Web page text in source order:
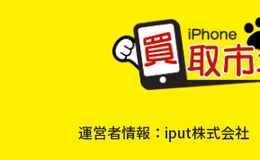
運営者情報：iput株式会社